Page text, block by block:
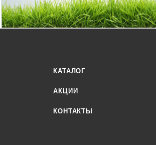
КАТАЛОГ
АКЦИИ
КОНТАКТЫ